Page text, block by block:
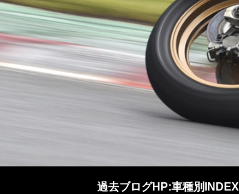
過去ブログHP:車種別INDEX